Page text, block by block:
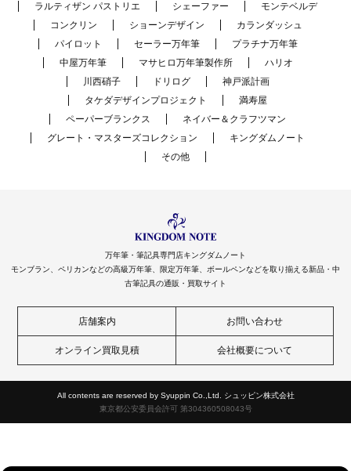
ラルティザン パストリエ
シェーファー
モンテベルデ
コンクリン
ショーンデザイン
カランダッシュ
パイロット
セーラー万年筆
プラチナ万年筆
中屋万年筆
マサヒロ万年筆製作所
ハリオ
川西硝子
ドリログ
神戸派計画
タケダデザインプロジェクト
満寿屋
ペーパーブランクス
ネイバー＆クラフツマン
グレート・マスターズコレクション
キングダムノート
その他
万年筆・筆記具専門店キングダムノート
モンブラン、ペリカンなどの高級万年筆、限定万年筆、ボールペンなどを取り揃える新品・中
古筆記具の通販・買取サイト
店舗案内 お問い合わせ
オンライン買取見積 会社概要について
All contents are reserved by Syuppin Co.,Ltd. シュッピン株式会社
東京都公安委員会許可 第304360508043号